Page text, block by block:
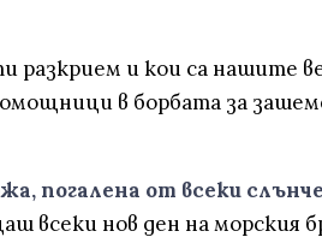
разкрием и кои са нашите
в борбата за
погалена от всеки
всеки нов ден на морския